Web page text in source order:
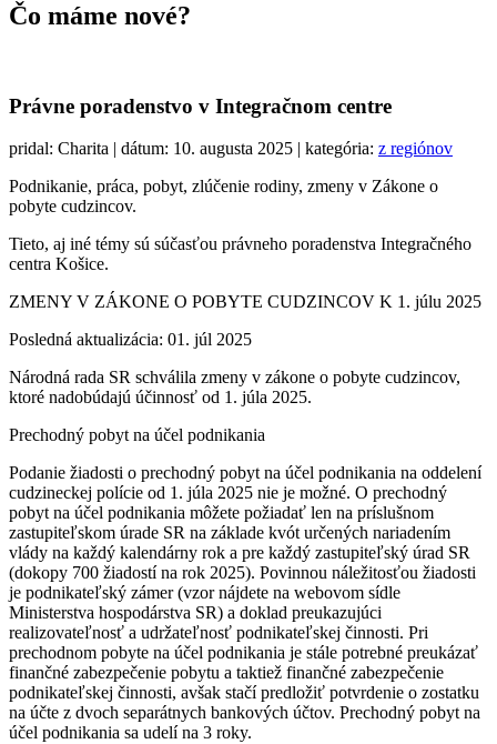
Čo máme nové?
Právne poradenstvo v Integračnom centre
pridal: Charita | dátum: 10. augusta 2025 | kategória: z regiónov
Podnikanie, práca, pobyt, zlúčenie rodiny, zmeny v Zákone o
pobyte cudzincov.
Tieto, aj iné témy sú súčasťou právneho poradenstva Integračného
centra Košice.
ZMENY V ZÁKONE O POBYTE CUDZINCOV K 1. júlu 2025
Posledná aktualizácia: 01. júl 2025
Národná rada SR schválila zmeny v zákone o pobyte cudzincov,
ktoré nadobúdajú účinnosť od 1. júla 2025.
Prechodný pobyt na účel podnikania
Podanie žiadosti o prechodný pobyt na účel podnikania na oddelení
cudzineckej polície od 1. júla 2025 nie je možné. O prechodný
pobyt na účel podnikania môžete požiadať len na príslušnom
zastupiteľskom úrade SR na základe kvót určených nariadením
vlády na každý kalendárny rok a pre každý zastupiteľský úrad SR
(dokopy 700 žiadostí na rok 2025). Povinnou náležitosťou žiadosti
je podnikateľský zámer (vzor nájdete na webovom sídle
Ministerstva hospodárstva SR) a doklad preukazujúci
realizovateľnosť a udržateľnosť podnikateľskej činnosti. Pri
prechodnom pobyte na účel podnikania je stále potrebné preukázať
finančné zabezpečenie pobytu a taktiež finančné zabezpečenie
podnikateľskej činnosti, avšak stačí predložiť potvrdenie o zostatku
na účte z dvoch separátnych bankových účtov. Prechodný pobyt na
účel podnikania sa udelí na 3 roky.